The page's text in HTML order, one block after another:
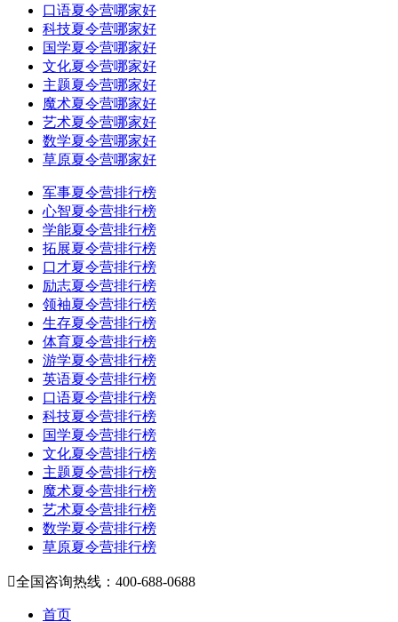
口语夏令营哪家好
科技夏令营哪家好
国学夏令营哪家好
文化夏令营哪家好
主题夏令营哪家好
魔术夏令营哪家好
艺术夏令营哪家好
数学夏令营哪家好
草原夏令营哪家好
军事夏令营排行榜
心智夏令营排行榜
学能夏令营排行榜
拓展夏令营排行榜
口才夏令营排行榜
励志夏令营排行榜
领袖夏令营排行榜
生存夏令营排行榜
体育夏令营排行榜
游学夏令营排行榜
英语夏令营排行榜
口语夏令营排行榜
科技夏令营排行榜
国学夏令营排行榜
文化夏令营排行榜
主题夏令营排行榜
魔术夏令营排行榜
艺术夏令营排行榜
数学夏令营排行榜
草原夏令营排行榜
全国咨询热线：400-688-0688
首页